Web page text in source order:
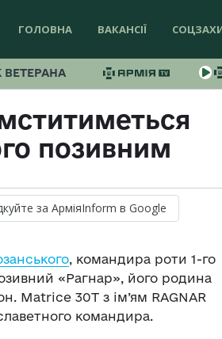
ГОЛОВНА ВАКАНСІЇ
ВЕТЕРАНА
позивним
за АрміяInform в Google
, командира роти 1-го
«Рагнар», його родина
Matrice 30T з ім’ям RAGNAR
командира.